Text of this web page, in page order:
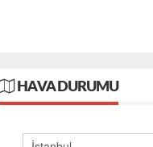
HAVA DURUMU